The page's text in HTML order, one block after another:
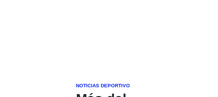
NOTICIAS DEPORTIVO